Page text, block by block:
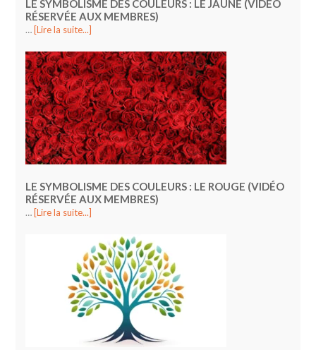
LE SYMBOLISME DES COULEURS : LE JAUNE (VIDÉO
RÉSERVÉE AUX MEMBRES)
… [Lire la suite...]
LE SYMBOLISME DES COULEURS : LE ROUGE (VIDÉO
RÉSERVÉE AUX MEMBRES)
… [Lire la suite...]